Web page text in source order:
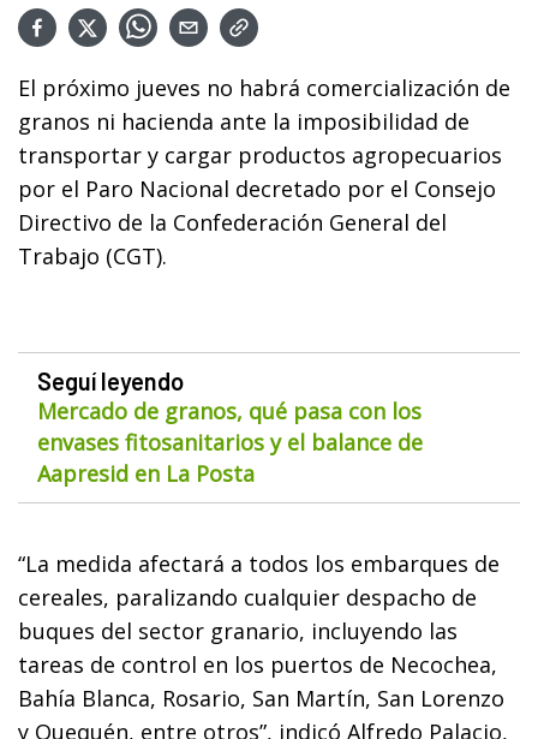
El próximo jueves no habrá comercialización de
granos ni hacienda ante la imposibilidad de
transportar y cargar productos agropecuarios
por el Paro Nacional decretado por el Consejo
Directivo de la Confederación General del
Trabajo (CGT).
Seguí leyendo
Mercado de granos, qué pasa con los
envases fitosanitarios y el balance de
Aapresid en La Posta
“La medida afectará a todos los embarques de
cereales, paralizando cualquier despacho de
buques del sector granario, incluyendo las
tareas de control en los puertos de Necochea,
Bahía Blanca, Rosario, San Martín, San Lorenzo
y Quequén, entre otros”, indicó Alfredo Palacio,